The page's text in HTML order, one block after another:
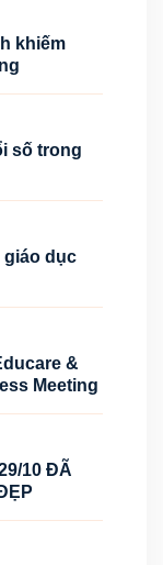
khiếm
số trong
giáo dục
&
Meeting
10 ĐÃ